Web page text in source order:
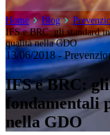
Home Blog
IFS e BRC: gli standard
qualità nella GDO
13/06/2018 -
IFS e BRC:
fondamentali
nella GDO